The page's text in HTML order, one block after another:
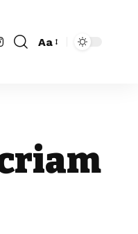
Redimensionador
Aa